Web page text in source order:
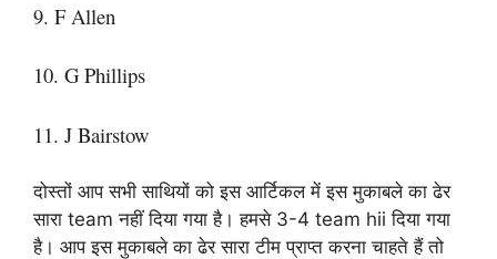
9. F Allen
10. G Phillips
11. J Bairstow
दोस्तों आप सभी साथियों को इस आर्टिकल में इस मुकाबले का ढेर
सारा team नहीं दिया गया है। हमसे 3-4 team hii दिया गया
है। आप इस मुकाबले का ढेर सारा टीम प्राप्त करना चाहते हैं तो